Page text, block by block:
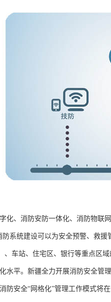
化、消防安防一体化、消防物联
系统建设可以为安全预警、救
、车站、住宅区、银行等重点区
水平。新疆全力开展消防安全管
防安全“网格化”管理工作模式将